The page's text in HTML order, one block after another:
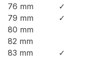
76 mm
✓
79 mm
✓
80 mm
82 mm
83 mm
✓